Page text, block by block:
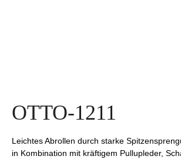
OTTO-1211
Leichtes Abrollen durch starke
in Kombination mit kräftigem Pullupleder,